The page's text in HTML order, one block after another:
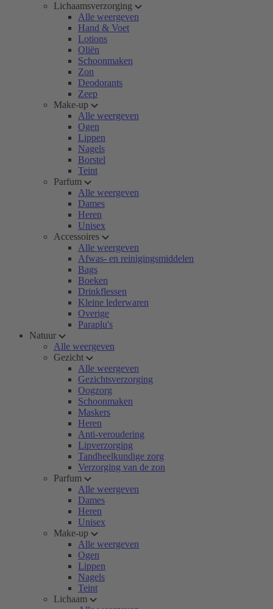
Lichaamsverzorging
Alle weergeven
Hand & Voet
Lotions
Oliën
Schoonmaken
Zon
Deodorants
Zeep
Make-up
Alle weergeven
Ogen
Lippen
Nagels
Borstel
Teint
Parfum
Alle weergeven
Dames
Heren
Unisex
Accessoires
Alle weergeven
Afwas- en reinigingsmiddelen
Bags
Boeken
Drinkflessen
Kleine lederwaren
Overige
Paraplu's
Natuur
Alle weergeven
Gezicht
Alle weergeven
Gezichtsverzorging
Oogzorg
Schoonmaken
Maskers
Heren
Anti-veroudering
Lipverzorging
Tandheelkundige zorg
Verzorging van de zon
Parfum
Alle weergeven
Dames
Heren
Unisex
Make-up
Alle weergeven
Ogen
Lippen
Nagels
Teint
Lichaam